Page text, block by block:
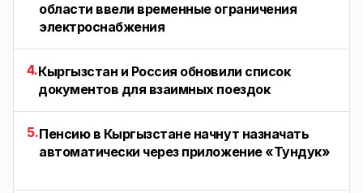
области ввели временные ограничения
электроснабжения
4.Кыргызстан и Россия обновили список
документов для взаимных поездок
5.Пенсию в Кыргызстане начнут назначать
автоматически через приложение «Тундук»